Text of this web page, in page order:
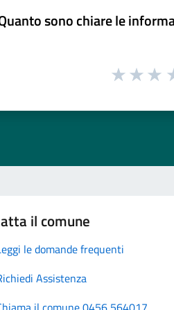
sono chiare le
il comune
le domande frequenti
Assistenza